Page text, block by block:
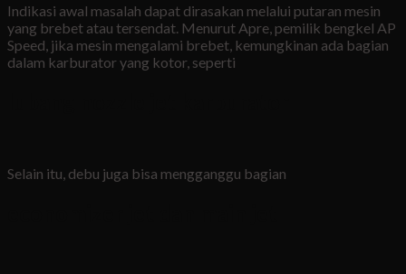
Indikasi awal masalah dapat dirasakan melalui putaran mesin
yang brebet atau tersendat. Menurut Apre, pemilik bengkel AP
Speed, jika mesin mengalami brebet, kemungkinan ada bagian
dalam karburator yang kotor, seperti
Selain itu, debu juga bisa mengganggu bagian